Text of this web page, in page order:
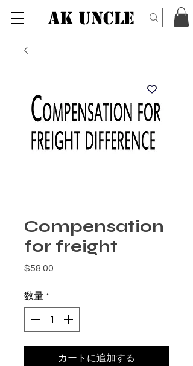
AK UNCLE
Compensation
for freight
$58.00
数量 *
カートに追加する